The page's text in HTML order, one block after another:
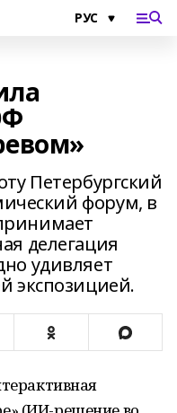
Петербургский
форум, в
делегация
удивляет
экспозицией.